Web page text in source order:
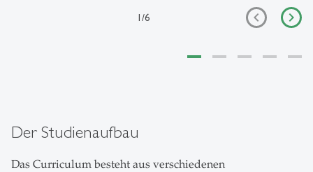
1/6
Der Studienaufbau
Das Curriculum besteht aus verschiedenen